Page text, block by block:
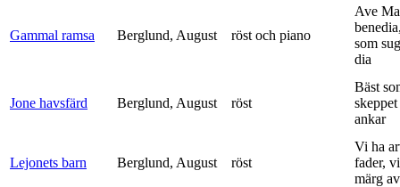
Gammal ramsa Berglund, August röst och piano
Ave
som
dia
Jone havsfärd Berglund, August röst
Bäst
ankar
Lejonets barn Berglund, August röst
Vi ha
fader,
märg